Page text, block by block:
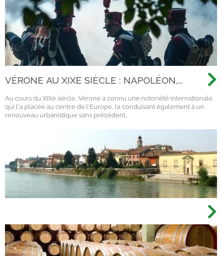
VÉRONE AU XIXE SIÈCLE : NAPOLÉON,
Au cours du XIXe siècle, Vérone a connu une notoriété internationale
qui l'a placée au centre de l'Europe, la conduisant également à un
renouveau urbanistique sans précédent.